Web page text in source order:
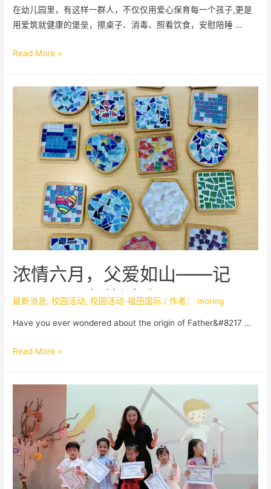
在幼儿园里，有这样一群人，不仅仅用爱心保育每一个孩子,更是
用爱筑就健康的堡垒，擦桌子、消毒、照看饮食，安慰陪睡 …
Read More »
浓情六月，父爱如山——记
PICLC父亲节活动
最新消息,校园活动,校园活动-福田国际 / 作者： moring
Have you ever wondered about the origin of Father&#8217 …
Read More »